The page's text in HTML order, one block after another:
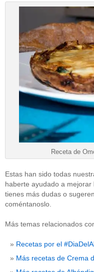
Receta de
Estas han sido todas
haberte ayudado a
tienes más dudas o
coméntanoslo.
Más temas relacionados
Recetas por el
Más recetas de Crema